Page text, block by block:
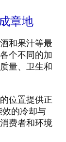
章地
和果汁等最
个不同的加
量、卫生和
位置提供正
效的冷却与
费者和环境